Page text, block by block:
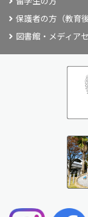
保護者の方（教育後
図書館・メディア